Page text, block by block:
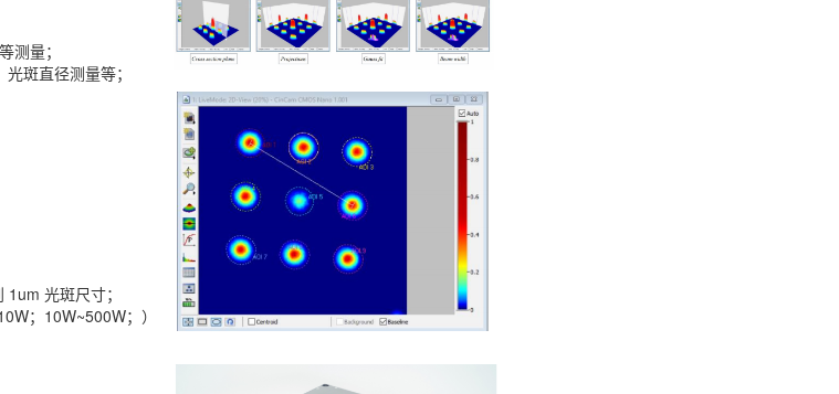
测量；
斑直径测量等；
光斑尺寸；
；10W~500W；）